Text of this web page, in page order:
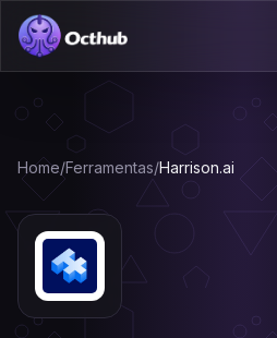
Home/Ferramentas/Harrison.ai